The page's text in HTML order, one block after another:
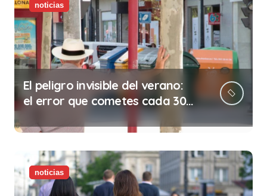
noticias
El peligro invisible del verano:
el error que cometes cada 30
minutos en tu trabajo (y la
ilegalidad que te puede costar
la vida)
noticias